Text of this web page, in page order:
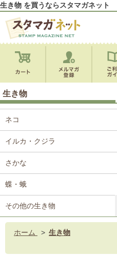
生き物 を買うならスタマガネット
生き物
ネコ
イルカ・クジラ
さかな
蝶・蛾
その他の生き物
ホーム > 生き物